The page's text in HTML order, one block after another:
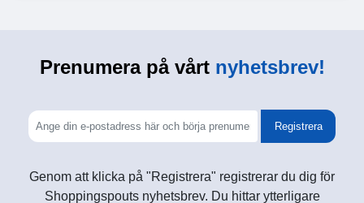
Prenumera på vårtnyhetsbrev!
Registrera
Genom att klicka på "Registrera" registrerar du dig för
Shoppingspouts nyhetsbrev. Du hittar ytterligare